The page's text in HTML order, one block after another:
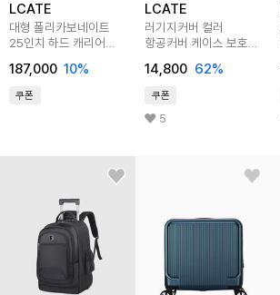
LCATE
대형 폴리카보네이트
25인치 하드 캐리어
187,000 10%
쿠폰
LCATE
러기지커버 컬러
항공커버 케이스 보호
LHB089
14,800 62%
쿠폰
5